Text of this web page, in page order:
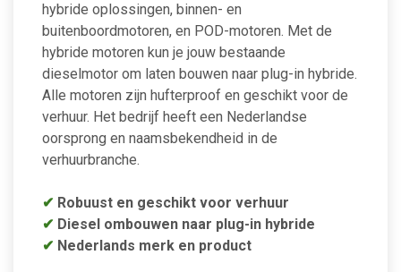
hybride oplossingen, binnen- en
buitenboordmotoren, en POD-motoren. Met de
hybride motoren kun je jouw bestaande
dieselmotor om laten bouwen naar plug-in hybride.
Alle motoren zijn hufterproof en geschikt voor de
verhuur. Het bedrijf heeft een Nederlandse
oorsprong en naamsbekendheid in de
verhuurbranche.
✔ Robuust en geschikt voor verhuur
✔ Diesel ombouwen naar plug-in hybride
✔ Nederlands merk en product